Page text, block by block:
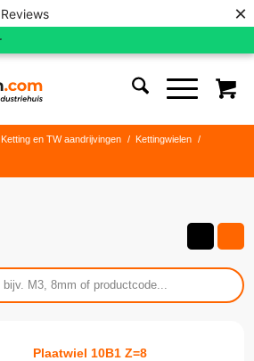
Reviews ×
Ketting en TW aandrijvingen / Kettingwielen
/
Plaatwiel 10B1 Z=8